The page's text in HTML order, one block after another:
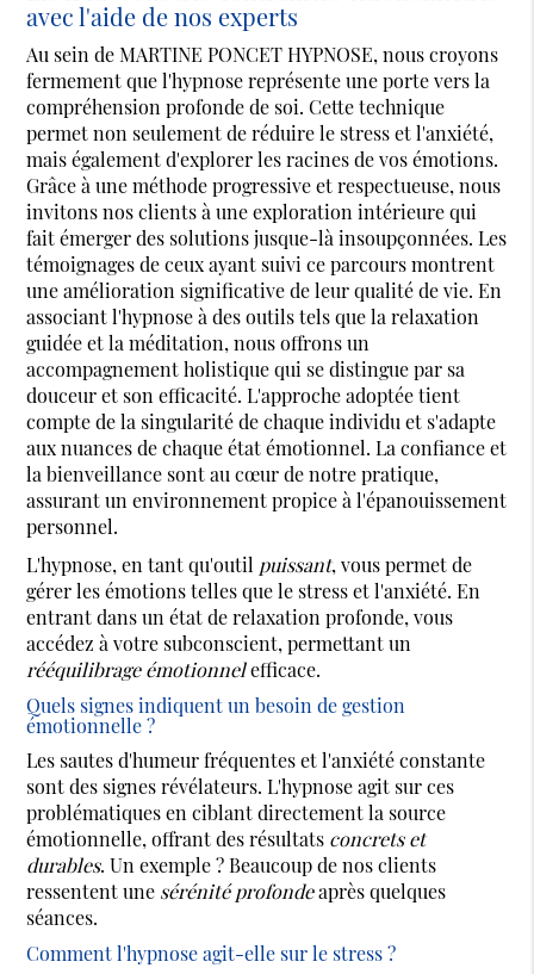
avec l'aide de nos experts
Au sein de MARTINE PONCET HYPNOSE, nous croyons
fermement que l'hypnose représente une porte vers la
compréhension profonde de soi. Cette technique
permet non seulement de réduire le stress et l'anxiété,
mais également d'explorer les racines de vos émotions.
Grâce à une méthode progressive et respectueuse, nous
invitons nos clients à une exploration intérieure qui
fait émerger des solutions jusque-là insoupçonnées. Les
témoignages de ceux ayant suivi ce parcours montrent
une amélioration significative de leur qualité de vie. En
associant l'hypnose à des outils tels que la relaxation
guidée et la méditation, nous offrons un
accompagnement holistique qui se distingue par sa
douceur et son efficacité. L'approche adoptée tient
compte de la singularité de chaque individu et s'adapte
aux nuances de chaque état émotionnel. La confiance et
la bienveillance sont au cœur de notre pratique,
assurant un environnement propice à l'épanouissement
personnel.
L'hypnose, en tant qu'outil puissant, vous permet de
gérer les émotions telles que le stress et l'anxiété. En
entrant dans un état de relaxation profonde, vous
accédez à votre subconscient, permettant un
rééquilibrage émotionnelefficace.
Quels signes indiquent un besoin de gestion
émotionnelle ?
Les sautes d'humeur fréquentes et l'anxiété constante
sont des signes révélateurs. L'hypnose agit sur ces
problématiques en ciblant directement la source
émotionnelle, offrant des résultats concrets et
durables. Un exemple ? Beaucoup de nos clients
ressentent une sérénité profondeaprès quelques
séances.
Comment l'hypnose agit-elle sur le stress ?